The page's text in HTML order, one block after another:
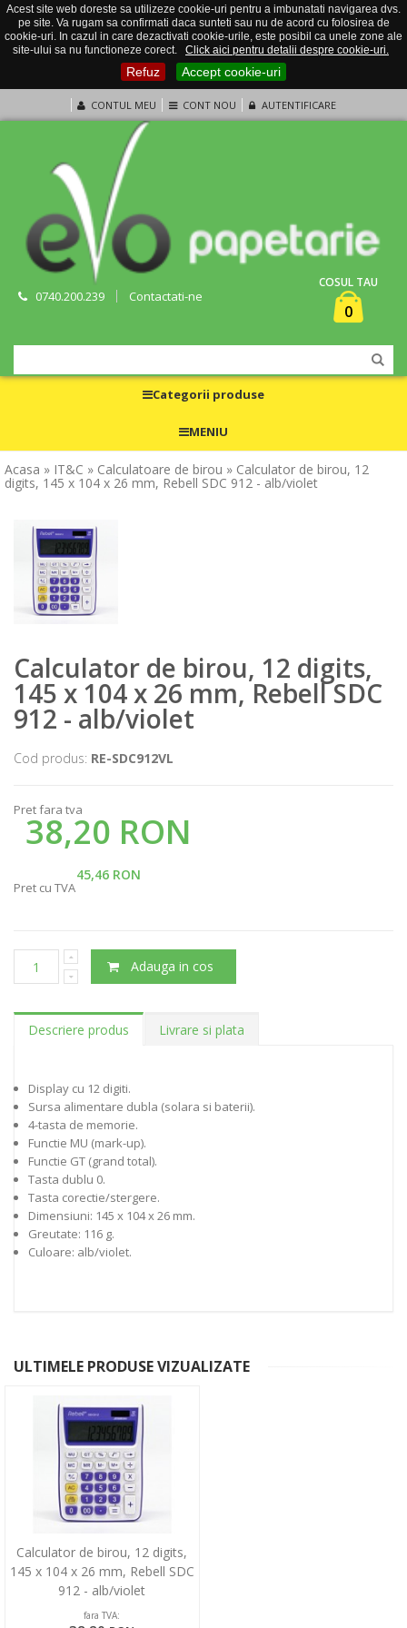
Acest site web doreste sa utilizeze cookie-uri pentru a imbunatati navigarea dvs.
pe site. Va rugam sa confirmati daca sunteti sau nu de acord cu folosirea de
cookie-uri. In cazul in care dezactivati cookie-urile, este posibil ca unele zone ale
site-ului sa nu functioneze corect.
Click aici pentru detalii despre cookie-uri.
Refuz Accept cookie-uri
CONTUL MEU CONT NOU AUTENTIFICARE
0740.200.239 Contactati-ne
COSUL TAU
0
Categorii produse
MENIU
Acasa » IT&C » Calculatoare de birou » Calculator de birou, 12
digits, 145 x 104 x 26 mm, Rebell SDC 912 - alb/violet
Calculator de birou, 12 digits,
145 x 104 x 26 mm, Rebell SDC
912 - alb/violet
Cod produs: RE-SDC912VL
Pret fara tva
38,20 RON
45,46 RON
Pret cu TVA
Adauga in cos
Descriere produs Livrare si plata
Display cu 12 digiti.
Sursa alimentare dubla (solara si baterii).
4-tasta de memorie.
Functie MU (mark-up).
Functie GT (grand total).
Tasta dublu 0.
Tasta corectie/stergere.
Dimensiuni: 145 x 104 x 26 mm.
Greutate: 116 g.
Culoare: alb/violet.
ULTIMELE PRODUSE VIZUALIZATE
Calculator de birou, 12 digits,
145 x 104 x 26 mm, Rebell SDC
912 - alb/violet
fara TVA: